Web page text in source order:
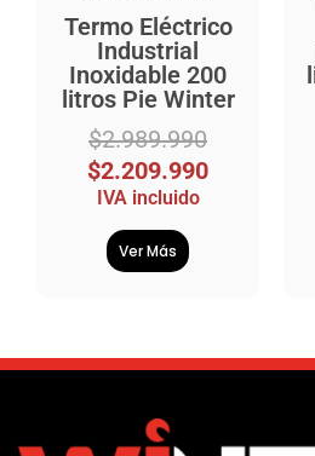
Termo Eléctrico
Industrial
Inoxidable 200
litros Pie Winter
$2.989.990
$2.209.990
IVA incluido
Ver Más